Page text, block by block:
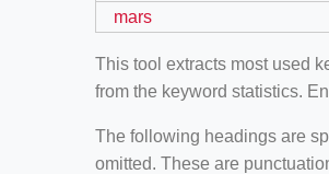
mars
This tool extracts most used
from the keyword statistics.
The following headings are
omitted. These are